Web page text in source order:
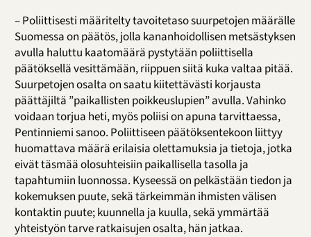
– Poliittisesti määritelty tavoitetaso suurpetojen määrälle
Suomessa on päätös, jolla kananhoidollisen metsästyksen
avulla haluttu kaatomäärä pystytään poliittisella
päätöksellä vesittämään, riippuen siitä kuka valtaa pitää.
Suurpetojen osalta on saatu kiitettävästi korjausta
päättäjiltä ”paikallisten poikkeuslupien” avulla. Vahinko
voidaan torjua heti, myös poliisi on apuna tarvittaessa,
Pentinniemi sanoo. Poliittiseen päätöksentekoon liittyy
huomattava määrä erilaisia olettamuksia ja tietoja, jotka
eivät täsmää olosuhteisiin paikallisella tasolla ja
tapahtumiin luonnossa. Kyseessä on pelkästään tiedon ja
kokemuksen puute, sekä tärkeimmän ihmisten välisen
kontaktin puute; kuunnella ja kuulla, sekä ymmärtää
yhteistyön tarve ratkaisujen osalta, hän jatkaa.